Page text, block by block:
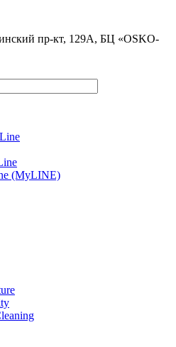
пр-кт, 129А, БЦ «OSKO-
(MyLINE)